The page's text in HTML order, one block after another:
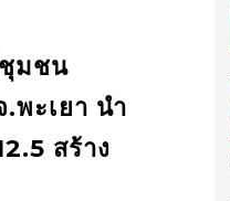
มชน
พะเยา นำ
สร้าง